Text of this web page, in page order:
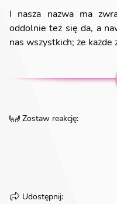
I nasza nazwa ma
oddolnie też się da, a
nas wszystkich; że każde
Zostaw reakcję:
Udostępnij: